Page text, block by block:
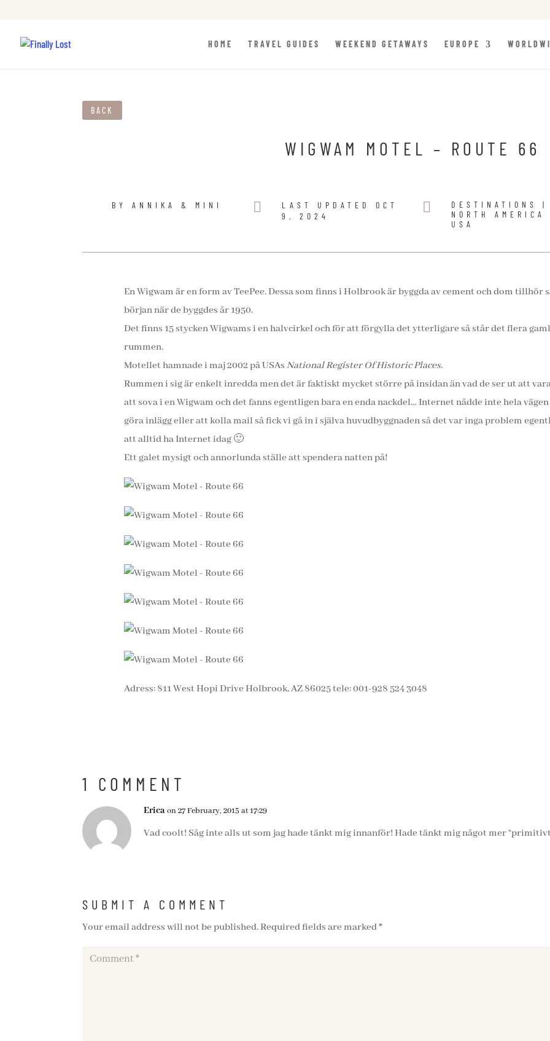
HOME TRAVEL GUIDES WEEKEND GETAWAYS EUROPE
BACK
WIGWAM MOTEL – ROUTE 66
BY ANNIKA & MINI 
LAST UPDATED OCT
9, 2024
 DESTINATIONS
|
NORTH AMERICA
USA
En Wigwam är en form av TeePee. Dessa som finns i Holbrook är byggda av cement och dom
början när de byggdes år 1950.
Det finns 15 stycken Wigwams i en halvcirkel och för att förgylla det ytterligare så står det flera
rummen.
Motellet hamnade i maj 2002 på USAs National Register Of Historic Places.
Rummen i sig är enkelt inredda men det är faktiskt mycket större på insidan än vad de ser ut att
att sova i en Wigwam och det fanns egentligen bara en enda nackdel… Internet nådde inte hela
göra inlägg eller att kolla mail så fick vi gå in i själva huvudbyggnaden så det var inga problem
att alltid ha Internet idag 🙂
Ett galet mysigt och annorlunda ställe att spendera natten på!
Adress: 811 West Hopi Drive Holbrook, AZ 86025 tele: 001-928 524 3048
1 COMMENT
Erica on 27 February, 2015 at 17:29
Vad coolt! Såg inte alls ut som jag hade tänkt mig innanför! Hade tänkt mig något mer
SUBMIT A COMMENT
Your email address will not be published.Required fields are marked*